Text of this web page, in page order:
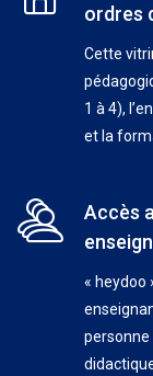
ordres
Cette
1 à 4),
et la
Accès
« heydoo
personne